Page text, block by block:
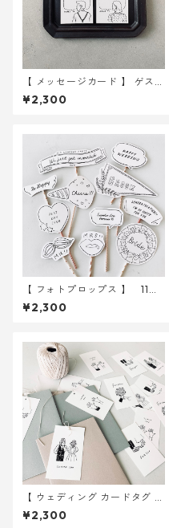
【 メッセージカード 】 ゲスト
用 30枚 ｜ 結婚式 ウェディ
ング
¥2,300
【 フォトプロップス 】 11種
類入り ｜ 結婚式 ウェディン
グ
¥2,300
【 ウェディング カードタグ 】
イラスト 6種 カードタグ 30枚
｜ 結婚式 ウェディング
¥2,300